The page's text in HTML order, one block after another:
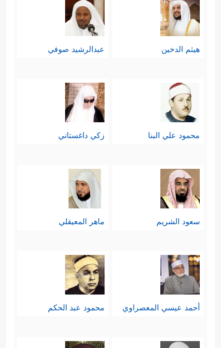
هيثم الدخين عبدالرشيد صوفي
محمود علي البنا زكي داغستاني
سعود الشريم ماهر المعيقلي
أحمد عيسي المعصراوي محمود عبد الحكم